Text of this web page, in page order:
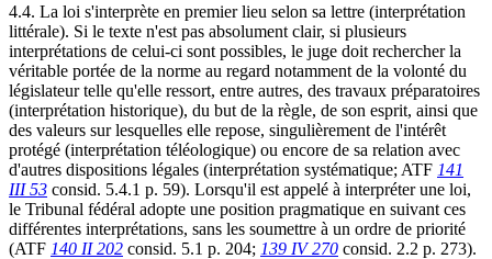
4.4. La loi s'interprète en premier lieu selon sa lettre (interprétation
littérale). Si le texte n'est pas absolument clair, si plusieurs
interprétations de celui-ci sont possibles, le juge doit rechercher la
véritable portée de la norme au regard notamment de la volonté du
législateur telle qu'elle ressort, entre autres, des travaux préparatoires
(interprétation historique), du but de la règle, de son esprit, ainsi que
des valeurs sur lesquelles elle repose, singulièrement de l'intérêt
protégé (interprétation téléologique) ou encore de sa relation avec
d'autres dispositions légales (interprétation systématique; ATF 141
III 53 consid. 5.4.1 p. 59). Lorsqu'il est appelé à interpréter une loi,
le Tribunal fédéral adopte une position pragmatique en suivant ces
différentes interprétations, sans les soumettre à un ordre de priorité
(ATF 140 II 202 consid. 5.1 p. 204; 139 IV 270 consid. 2.2 p. 273).